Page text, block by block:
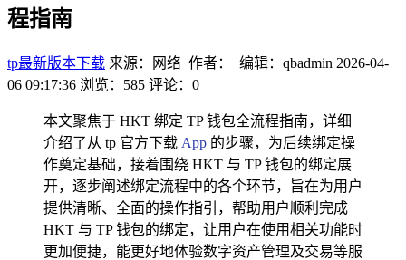
程指南
tp最新版本下载 来源：网络 作者： 编辑：qbadmin 2026-04-
06 09:17:36 浏览：585 评论：0
本文聚焦于 HKT 绑定 TP 钱包全流程指南，详细
介绍了从 tp 官方下载 App 的步骤，为后续绑定操
作奠定基础，接着围绕 HKT 与 TP 钱包的绑定展
开，逐步阐述绑定流程中的各个环节，旨在为用户
提供清晰、全面的操作指引，帮助用户顺利完成
HKT 与 TP 钱包的绑定，让用户在使用相关功能时
更加便捷，能更好地体验数字资产管理及交易等服